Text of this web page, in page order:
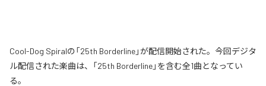
Cool-Dog Spiralの「25th Borderline」が配信開始された。今回デジタ
ル配信された楽曲は、「25th Borderline」を含む全1曲となってい
る。